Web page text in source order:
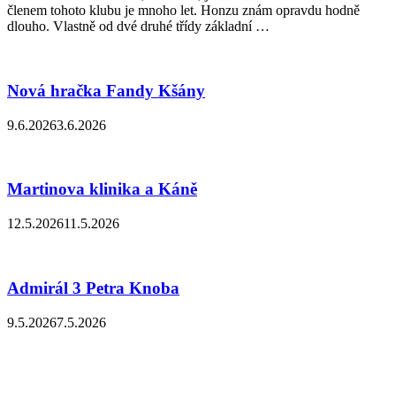
členem tohoto klubu je mnoho let. Honzu znám opravdu hodně
dlouho. Vlastně od dvé druhé třídy základní …
Nová hračka Fandy Kšány
9.6.20263.6.2026
Martinova klinika a Káně
12.5.202611.5.2026
Admirál 3 Petra Knoba
9.5.20267.5.2026